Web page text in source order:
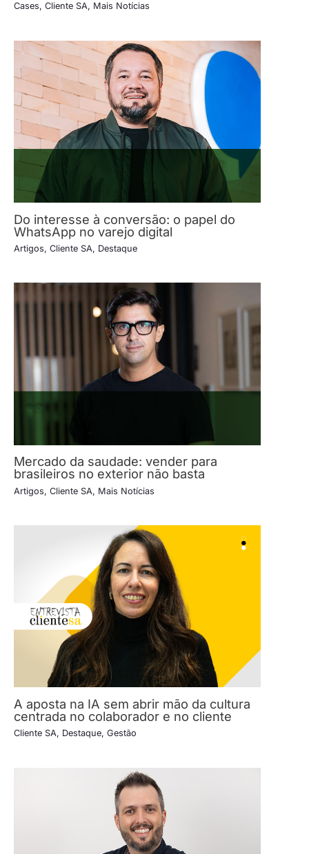
Cases, Cliente SA, Mais Notícias
Do interesse à conversão: o papel do
WhatsApp no varejo digital
Artigos, Cliente SA, Destaque
Mercado da saudade: vender para
brasileiros no exterior não basta
Artigos, Cliente SA, Mais Notícias
A aposta na IA sem abrir mão da cultura
centrada no colaborador e no cliente
Cliente SA, Destaque, Gestão